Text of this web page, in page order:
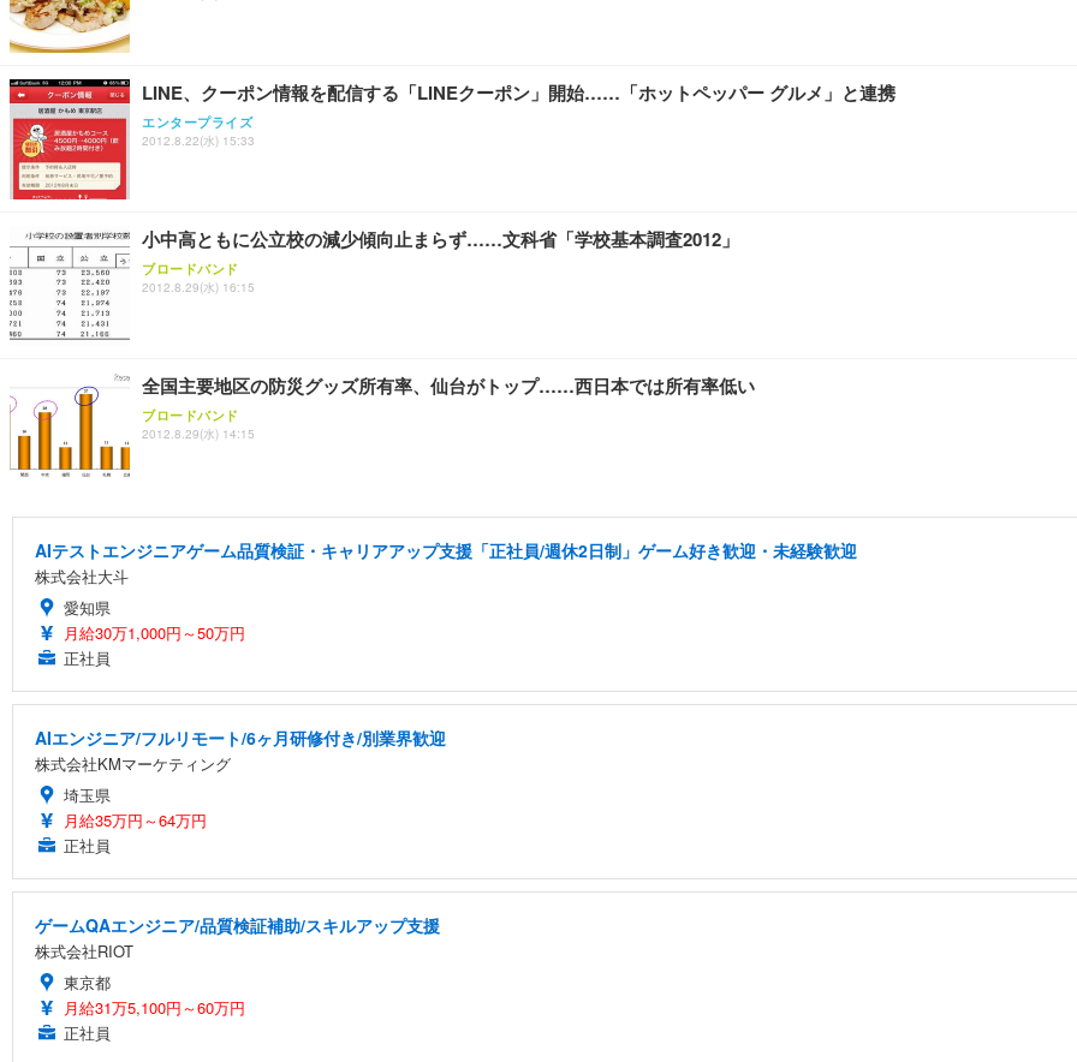
LINE、クーポン情報を配信する「LINEクーポン」開始……「ホットペッパー グルメ」と連携
エンタープライズ
2012.8.22(水) 15:33
小中高ともに公立校の減少傾向止まらず……文科省「学校基本調査2012」
ブロードバンド
2012.8.29(水) 16:15
全国主要地区の防災グッズ所有率、仙台がトップ……西日本では所有率低い
ブロードバンド
2012.8.29(水) 14:15
AIテストエンジニアゲーム品質検証・キャリアアップ支援「正社員/週休2日制」ゲーム好き歓迎・未経験歓迎
株式会社大斗
愛知県
月給30万1,000円～50万円
正社員
AIエンジニア/フルリモート/6ヶ月研修付き/別業界歓迎
株式会社KMマーケティング
埼玉県
月給35万円～64万円
正社員
ゲームQAエンジニア/品質検証補助/スキルアップ支援
株式会社RIOT
東京都
月給31万5,100円～60万円
正社員